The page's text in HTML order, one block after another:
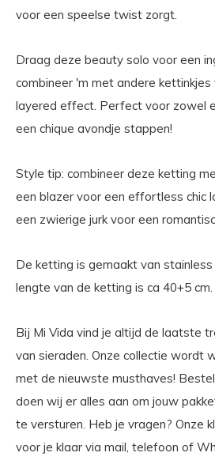
voor een speelse twist zorgt.
Draag deze beauty solo voor een
combineer 'm met andere
layered effect. Perfect voor zowel
een chique avondje stappen!
Style tip: combineer deze ketting
een blazer voor een effortless chic
een zwierige jurk voor een
De ketting is gemaakt van stainless
lengte van de ketting is ca 40+5 cm.
Bij Mi Vida vind je altijd de laatste
van sieraden. Onze collectie wordt
met de nieuwste musthaves!
doen wij er alles aan om jouw
te versturen. Heb je vragen? Onze
voor je klaar via mail, telefoon of